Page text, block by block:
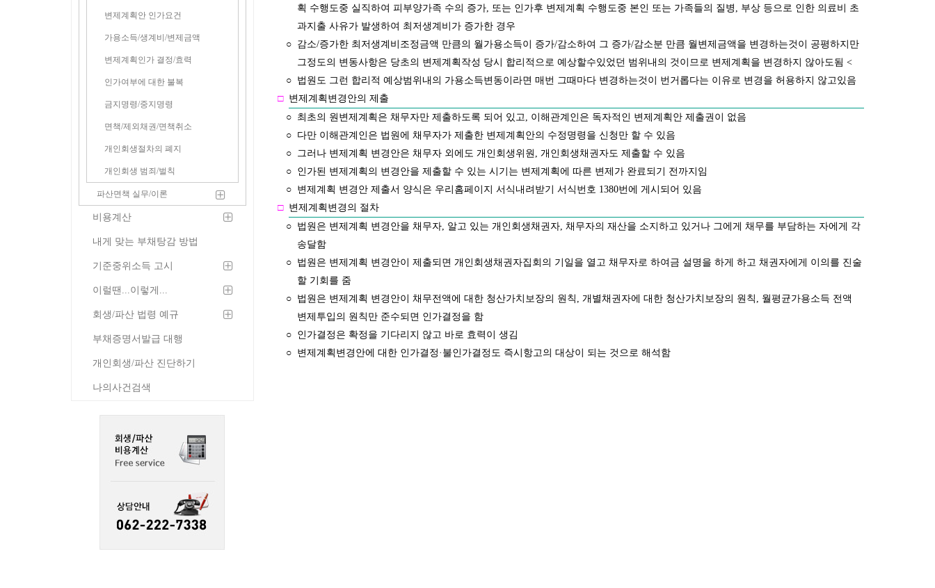
변제계획안 인가요건
가용소득/생계비/변제금액
변제계획인가 결정/효력
인가여부에 대한 불복
금지명령/중지명령
면책/제외채권/면책취소
개인회생절차의 폐지
개인회생 범죄/벌칙
파산면책 실무/이론
비용계산
내게 맞는 부채탕감 방법
기준중위소득 고시
이럴땐...이렇게...
회생/파산 법령 예규
부채증명서발급 대행
개인회생/파산 진단하기
나의사건검색
획 수행도중 실직하여 피부양가족 수의 증가, 또는 인가후 변제계획 수행도중 본인 또는 가족들의 질병, 부상 등으로 인한 의료비 초
과지출 사유가 발생하여 최저생계비가 증가한 경우
○ 감소/증가한 최저생계비조정금액 만큼의 월가용소득이 증가/감소하여 그 증가/감소분 만큼 월변제금액을 변경하는것이 공평하지만
그정도의 변동사항은 당초의 변제계획작성 당시 합리적으로 예상할수있었던 범위내의 것이므로 변제계획을 변경하지 않아도됨 <
○ 법원도 그런 합리적 예상범위내의 가용소득변동이라면 매번 그때마다 변경하는것이 번거롭다는 이유로 변경을 허용하지 않고있음
□
변제계획변경안의 제출
○ 최초의 원변제계획은 채무자만 제출하도록 되어 있고, 이해관계인은 독자적인 변제계획안 제출권이 없음
○ 다만 이해관계인은 법원에 채무자가 제출한 변제계획안의 수정명령을 신청만 할 수 있음
○ 그러나 변제계획 변경안은 채무자 외에도 개인회생위원, 개인회생채권자도 제출할 수 있음
○ 인가된 변제계획의 변경안을 제출할 수 있는 시기는 변제계획에 따른 변제가 완료되기 전까지임
○ 변제계획 변경안 제출서 양식은 우리홈페이지 서식내려받기 서식번호 1380번에 게시되어 있음
□
변제계획변경의 절차
○ 법원은 변제계획 변경안을 채무자, 알고 있는 개인회생채권자, 채무자의 재산을 소지하고 있거나 그에게 채무를 부담하는 자에게 각
송달함
○ 법원은 변제계획 변경안이 제출되면 개인회생채권자집회의 기일을 열고 채무자로 하여금 설명을 하게 하고 채권자에게 이의를 진술
할 기회를 줌
○ 법원은 변제계획 변경안이 채무전액에 대한 청산가치보장의 원칙, 개별채권자에 대한 청산가치보장의 원칙, 월평균가용소득 전액
변제투입의 원칙만 준수되면 인가결정을 함
○ 인가결정은 확정을 기다리지 않고 바로 효력이 생김
○ 변제계획변경안에 대한 인가결정·불인가결정도 즉시항고의 대상이 되는 것으로 해석함